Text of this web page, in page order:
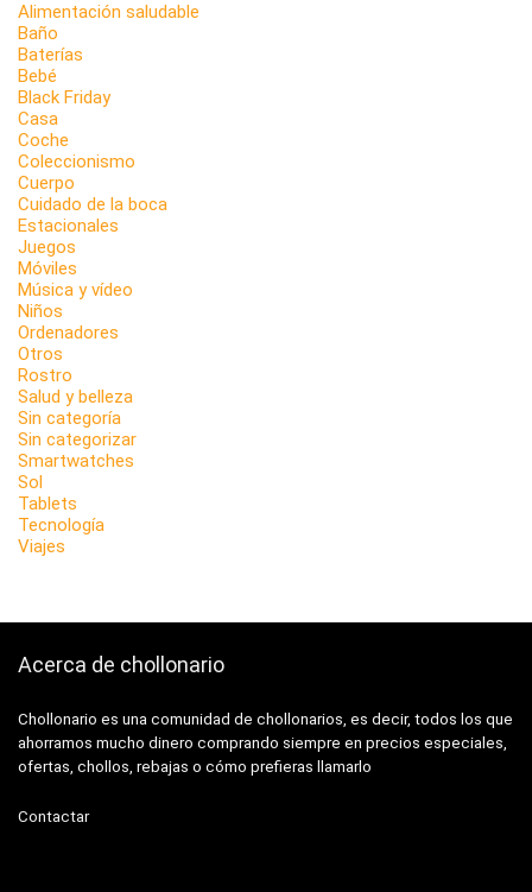
Alimentación saludable
Baño
Baterías
Bebé
Black Friday
Casa
Coche
Coleccionismo
Cuerpo
Cuidado de la boca
Estacionales
Juegos
Móviles
Música y vídeo
Niños
Ordenadores
Otros
Rostro
Salud y belleza
Sin categoría
Sin categorizar
Smartwatches
Sol
Tablets
Tecnología
Viajes
Acerca de chollonario
Chollonario es una comunidad de chollonarios, es decir, todos los que
ahorramos mucho dinero comprando siempre en precios especiales,
ofertas, chollos, rebajas o cómo prefieras llamarlo
Contactar